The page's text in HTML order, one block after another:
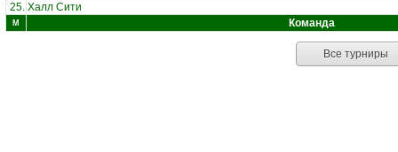
25. Халл Сити
М Команда
Все турниры